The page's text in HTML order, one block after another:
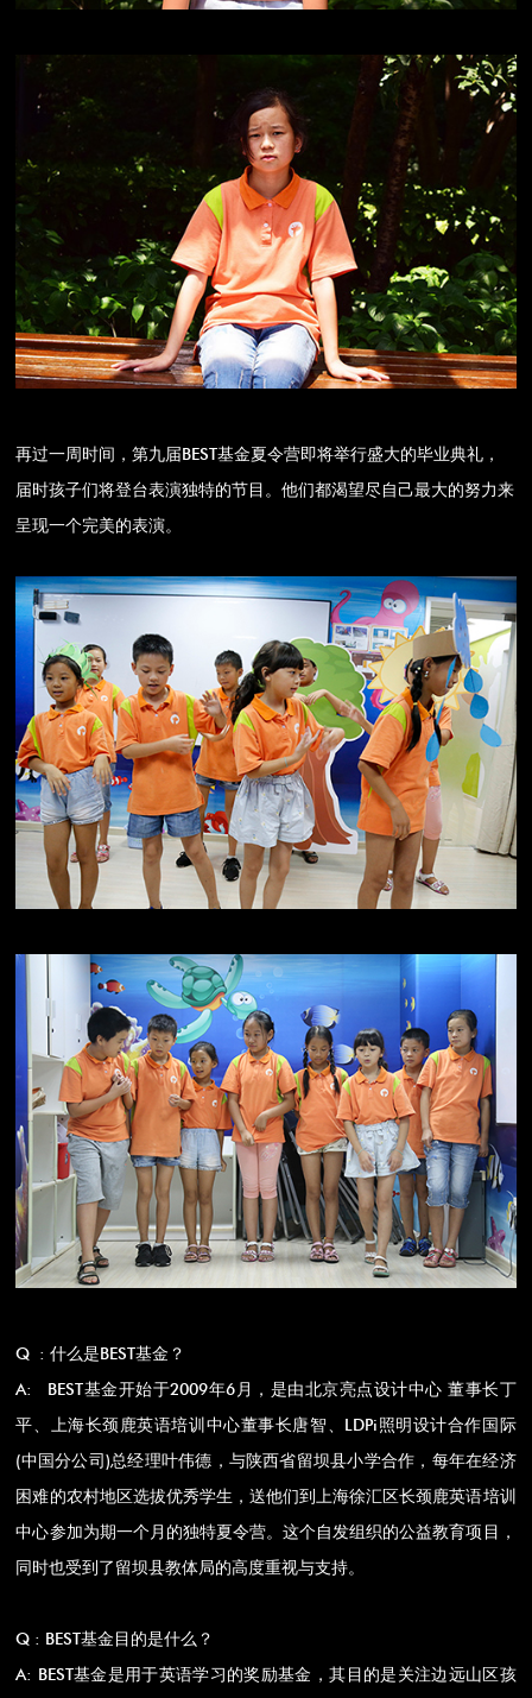
再过一周时间，第九届BEST基金夏令营即将举行盛大的毕业典礼，
届时孩子们将登台表演独特的节目。他们都渴望尽自己最大的努力来
呈现一个完美的表演。
Q : 什么是BEST基金？
A: BEST基金开始于2009年6月，是由北京亮点设计中心 董事长丁
平、上海长颈鹿英语培训中心董事长唐智、LDPi照明设计合作国际
(中国分公司)总经理叶伟德，与陕西省留坝县小学合作，每年在经济
困难的农村地区选拔优秀学生，送他们到上海徐汇区长颈鹿英语培训
中心参加为期一个月的独特夏令营。这个自发组织的公益教育项目，
同时也受到了留坝县教体局的高度重视与支持。
Q : BEST基金目的是什么？
A: BEST基金是用于英语学习的奖励基金，其目的是关注边远山区孩